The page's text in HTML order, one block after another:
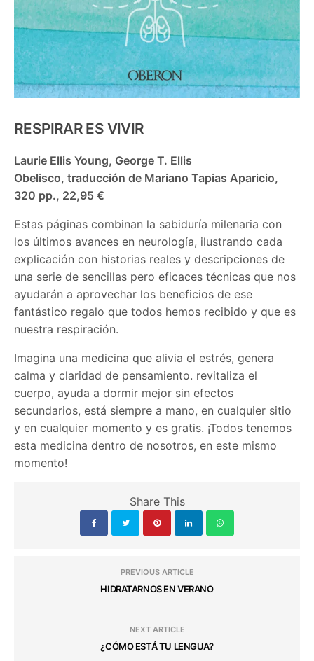
RESPIRAR ES VIVIR
Laurie Ellis Young, George T. Ellis
Obelisco, traducción de Mariano Tapias Aparicio,
320 pp., 22,95 €
Estas páginas combinan la sabiduría milenaria con
los últimos avances en neurología, ilustrando cada
explicación con historias reales y descripciones de
una serie de sencillas pero eficaces técnicas que nos
ayudarán a aprovechar los beneficios de ese
fantástico regalo que todos hemos recibido y que es
nuestra respiración.
Imagina una medicina que alivia el estrés, genera
calma y claridad de pensamiento. revitaliza el
cuerpo, ayuda a dormir mejor sin efectos
secundarios, está siempre a mano, en cualquier sitio
y en cualquier momento y es gratis. ¡Todos tenemos
esta medicina dentro de nosotros, en este mismo
momento!
Share This
PREVIOUS ARTICLE
HIDRATARNOS EN VERANO
NEXT ARTICLE
¿CÓMO ESTÁ TU LENGUA?